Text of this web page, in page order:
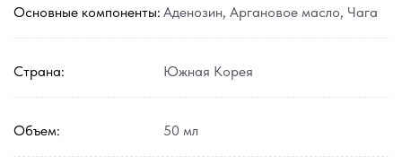
Основные компоненты: Аденозин,Аргановое масло, Чага
Страна: Южная Корея
Объем: 50 мл